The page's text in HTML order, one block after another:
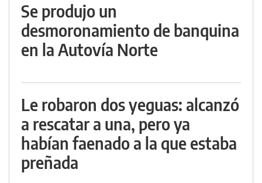
Se produjo un
desmoronamiento de banquina
en la Autovía Norte
Le robaron dos yeguas: alcanzó
a rescatar a una, pero ya
habían faenado a la que estaba
preñada